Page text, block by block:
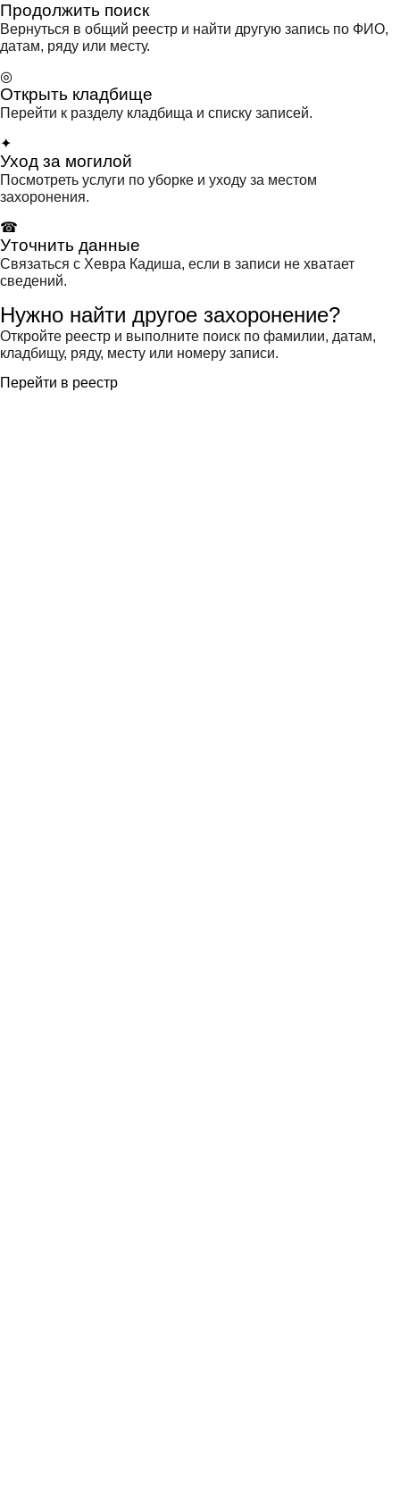
Продолжить поиск
Вернуться в общий реестр и найти другую запись по ФИО,
датам, ряду или месту.
◎
Открыть кладбище
Перейти к разделу кладбища и списку записей.
✦
Уход за могилой
Посмотреть услуги по уборке и уходу за местом
захоронения.
☎
Уточнить данные
Связаться с Хевра Кадиша, если в записи не хватает
сведений.
Нужно найти другое захоронение?
Откройте реестр и выполните поиск по фамилии, датам,
кладбищу, ряду, месту или номеру записи.
Перейти в реестр